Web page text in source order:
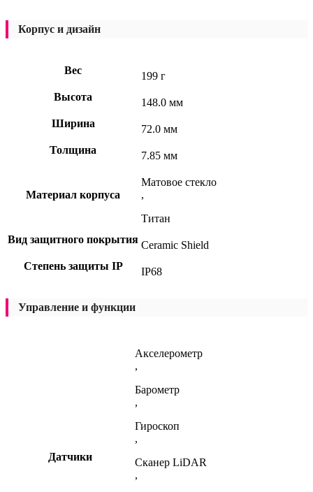
Корпус и дизайн
Вес
199 г
Высота
148.0 мм
Ширина
72.0 мм
Толщина
7.85 мм
Материал корпуса
Матовое стекло
,
Титан
Вид защитного покрытия Ceramic Shield
Степень защиты IP
IP68
Управление и функции
Датчики
Акселерометр
,
Барометр
,
Гироскоп
,
Сканер LiDAR
,